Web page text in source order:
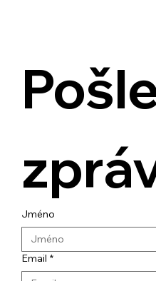
Jméno
Email *